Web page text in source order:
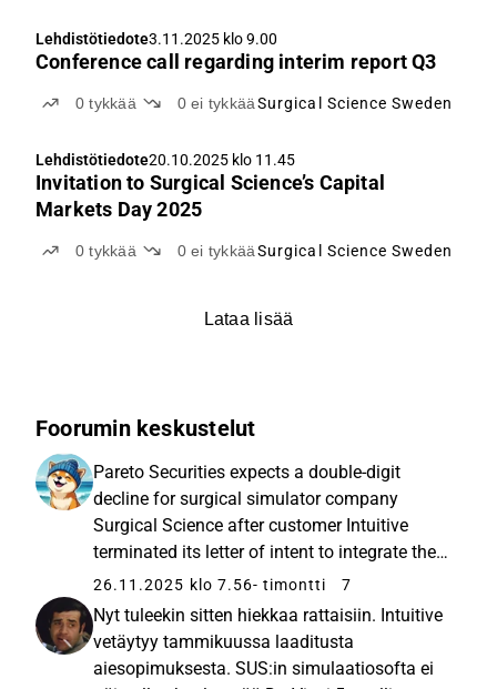
Lehdistötiedote3.11.2025 klo 9.00
Conference call regarding interim report Q3
0tykkää 0ei tykkääSurgical Science Sweden
Lehdistötiedote20.10.2025 klo 11.45
Invitation to Surgical Science’s Capital
Markets Day 2025
0tykkää 0ei tykkääSurgical Science Sweden
Lataa lisää
Foorumin keskustelut
Pareto Securities expects a double-digit
decline for surgical simulator company
Surgical Science after customer Intuitive
terminated its letter of intent to integrate the
company’s simulation software into all da
Vinci 5 (dV5) robotic systems. According to
Surgical Science, this ...
26.11.2025 klo 7.56- timontti 7
Nyt tuleekin sitten hiekkaa rattaisiin. Intuitive
vetäytyy tammikuussa laaditusta
aiesopimuksesta. SUS:in simulaatiosofta ei